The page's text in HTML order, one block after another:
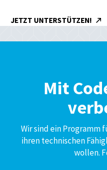
JETZT UNTERSTÜTZEN!
Mit
Wir sind ein Programm
ihren technischen
wollen.